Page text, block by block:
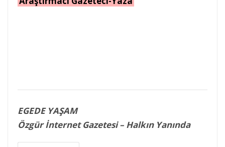
EGEDE YAŞAM
Özgür İnternet Gazetesi – Halkın Yanında